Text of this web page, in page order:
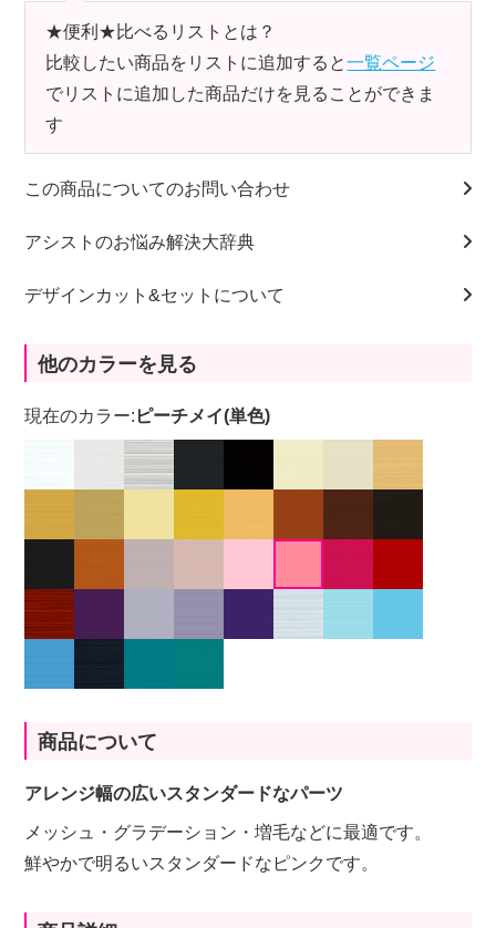
★便利★比べるリストとは？
比較したい商品をリストに追加すると一覧ページ
でリストに追加した商品だけを見ることができま
す
この商品についてのお問い合わせ
アシストのお悩み解決大辞典
デザインカット&セットについて
他のカラーを見る
現在のカラー: ピーチメイ(単色)
商品について
アレンジ幅の広いスタンダードなパーツ
メッシュ・グラデーション・増毛などに最適です。
鮮やかで明るいスタンダードなピンクです。